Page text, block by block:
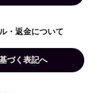
・返金について
づく表記へ